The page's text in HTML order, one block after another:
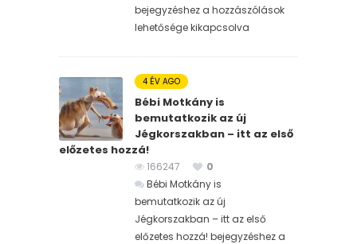
bejegyzéshez a hozzászólások
lehetősége kikapcsolva
4 ÉV AGO
Bébi Motkány is
bemutatkozik az új
Jégkorszakban – itt az első
előzetes hozzá!
166247
0
Bébi Motkány is
bemutatkozik az új
Jégkorszakban – itt az első
előzetes hozzá! bejegyzéshez a